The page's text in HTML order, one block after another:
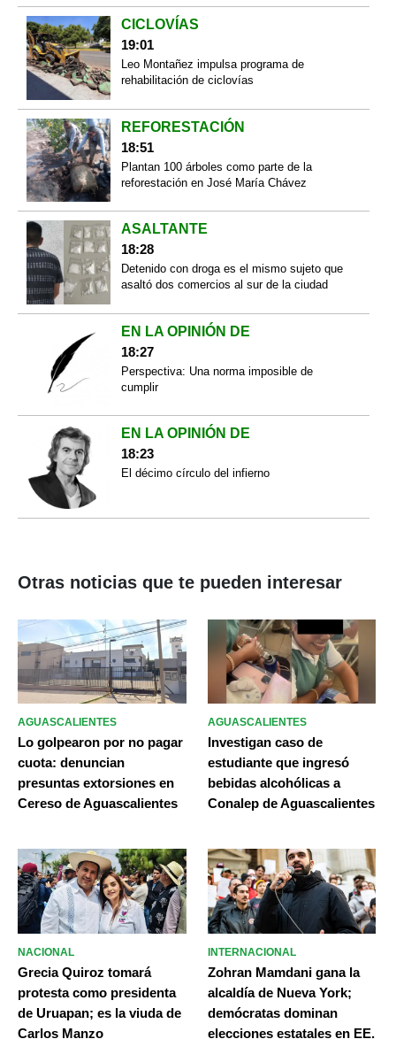
CICLOVÍAS
19:01
Leo Montañez impulsa programa de
rehabilitación de ciclovías
REFORESTACIÓN
18:51
Plantan 100 árboles como parte de la
reforestación en José María Chávez
ASALTANTE
18:28
Detenido con droga es el mismo sujeto que
asaltó dos comercios al sur de la ciudad
EN LA OPINIÓN DE
18:27
Perspectiva: Una norma imposible de
cumplir
EN LA OPINIÓN DE
18:23
El décimo círculo del infierno
Otras noticias que te pueden interesar
AGUASCALIENTES
Lo golpearon por no pagar
cuota: denuncian
presuntas extorsiones en
Cereso de Aguascalientes
AGUASCALIENTES
Investigan caso de
estudiante que ingresó
bebidas alcohólicas a
Conalep de Aguascalientes
NACIONAL
Grecia Quiroz tomará
protesta como presidenta
de Uruapan; es la viuda de
Carlos Manzo
INTERNACIONAL
Zohran Mamdani gana la
alcaldía de Nueva York;
demócratas dominan
elecciones estatales en EE.